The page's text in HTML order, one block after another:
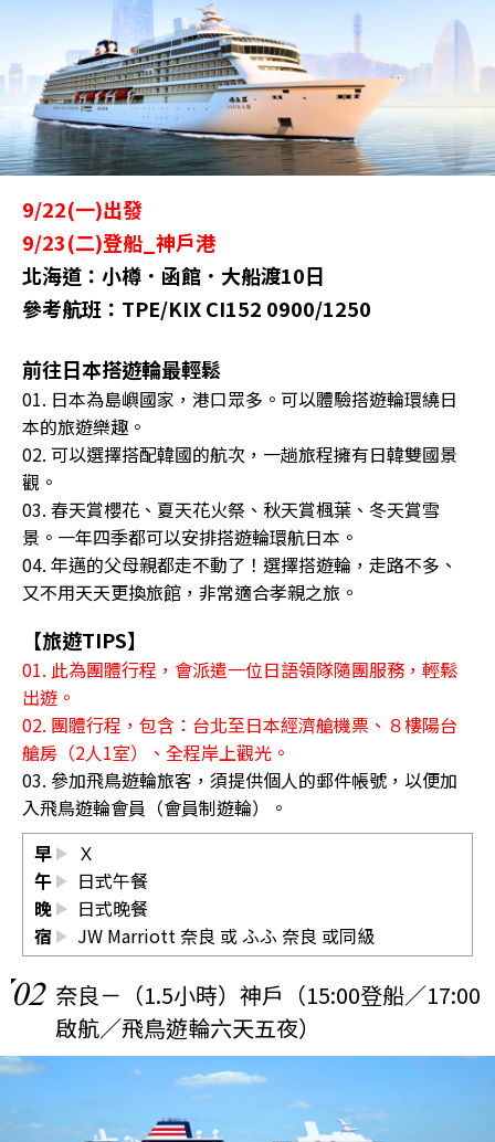
9/22(一)出發
9/23(二)登船_神戶港
北海道：小樽．函館．大船渡10日
參考航班：TPE/KIX CI152 0900/1250
前往日本搭遊輪最輕鬆
01. 日本為島嶼國家，港口眾多。可以體驗搭遊輪環繞日
本的旅遊樂趣。
02. 可以選擇搭配韓國的航次，一趟旅程擁有日韓雙國景
觀。
03. 春天賞櫻花、夏天花火祭、秋天賞楓葉、冬天賞雪
景。一年四季都可以安排搭遊輪環航日本。
04. 年邁的父母親都走不動了！選擇搭遊輪，走路不多、
又不用天天更換旅館，非常適合孝親之旅。
【旅遊TIPS】
01. 此為團體行程，會派遣一位日語領隊隨團服務，輕鬆
出遊。
02. 團體行程，包含：台北至日本經濟艙機票、８樓陽台
艙房（2人1室）、全程岸上觀光。
03. 參加飛鳥遊輪旅客，須提供個人的郵件帳號，以便加
入飛鳥遊輪會員（會員制遊輪）。
早
Ｘ
午
日式午餐
晚
日式晚餐
宿
JW Marriott 奈良 或 ふふ 奈良 或同級
02 奈良－（1.5小時）神戶（15:00登船／17:00
啟航／飛鳥遊輪六天五夜）